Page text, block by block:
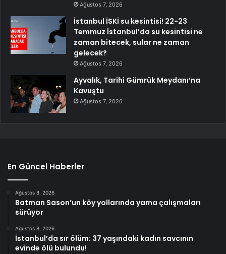
Ağustos 7, 2026
İstanbul İSKİ su kesintisi! 22-23
Temmuz İstanbul’da su kesintisi ne
zaman bitecek, sular ne zaman
gelecek?
Ağustos 7, 2026
Ayvalık, Tarihi Gümrük Meydanı’na
Kavuştu
Ağustos 7, 2026
En Güncel Haberler
Ağustos 8, 2026
Batman Sason’un köy yollarında yama çalışmaları
sürüyor
Ağustos 8, 2026
İstanbul’da sır ölüm: 37 yaşındaki kadın savcının
evinde ölü bulundu!